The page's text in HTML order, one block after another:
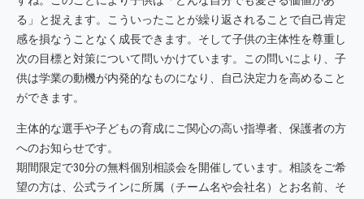
る」と捉えます。こういったことが繰り返されることで自己肯定
感を損なうことなく成長できます。そして子供の主体性を尊重し
次の目標と対策について問いかけています。この問いにより、子
供は学業の動機が内発的なものになり、自己決定力を高めること
ができます。
主体的な選手や子どもの育成にご関心の高い指導者、保護者の方
へのお知らせです。
期間限定で30分の無料個別相談会を開催しています。相談をご希
望の方は、公式ラインに所属（チーム名や会社名）とお名前、そ